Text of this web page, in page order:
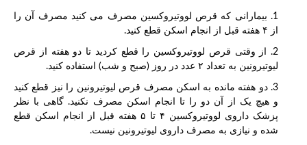
بیمارانی که قرص لووتیروکسین مصرف می کنید مصرف آن را
از ۴ هفته قبل از انجام اسکن قطع کنید.
از وقتی قرص لووتیروکسین را قطع کردید تا دو هفته از قرص
لیوتیرونین به تعداد ۲ عدد در روز (صبح و شب) استفاده کنید.
دو هفته مانده به اسکن مصرف قرص لیوتیرونین را نیز قطع کنید
و هیچ یک از آن دو را تا انجام اسکن مصرف نکنید. گاهی با نظر
پزشک داروی لووتیروکسین ۴ تا ۵ هفته قبل از انجام اسکن قطع
شده و نیازی به مصرف داروی لیوتیرونین نیست.